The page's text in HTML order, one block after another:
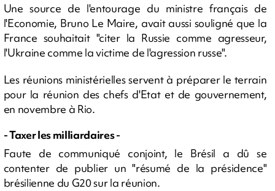
Une source de l'entourage du ministre français de
l'Economie, Bruno Le Maire, avait aussi souligné que la
France souhaitait "citer la Russie comme agresseur,
l'Ukraine comme la victime de l'agression russe".
Les réunions ministérielles servent à préparer le terrain
pour la réunion des chefs d'Etat et de gouvernement,
en novembre à Rio.
- Taxer les milliardaires -
Faute de communiqué conjoint, le Brésil a dû se
contenter de publier un "résumé de la présidence"
brésilienne du G20 sur la réunion.